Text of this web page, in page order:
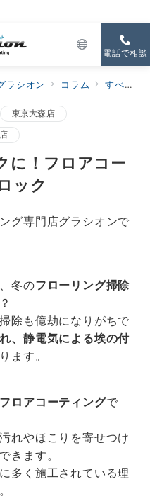
電話で相談
ラシオン コラム すべての新着
東京大森店
に！フロアコー
ック
グ専門店グラシオンで
冬のフローリング掃除
除も億劫になりがちで
、静電気による埃の付
ます。
フロアコーティングで
れやほこりを寄せつけ
きます。
多く施工されている理